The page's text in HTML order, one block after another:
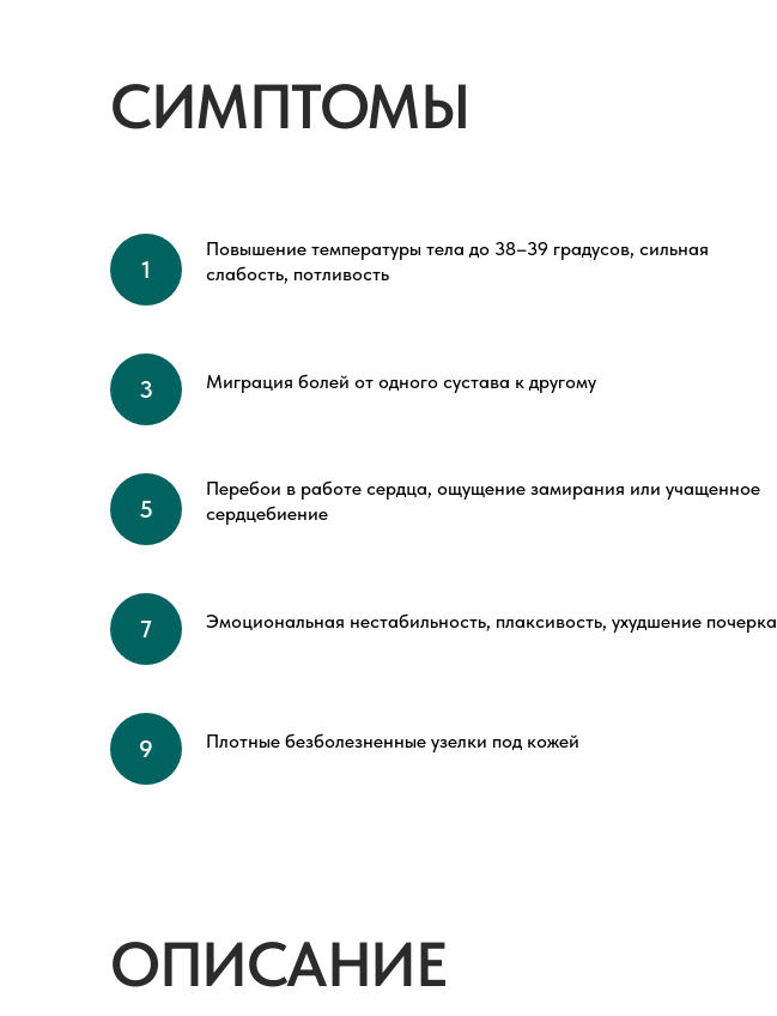
СИМПТОМЫ
Повышение температуры тела до 38–39 градусов, сильная
слабость, потливость
Миграция болей от одного сустава к другому
Перебои в работе сердца, ощущение замирания или учащенное
сердцебиение
Эмоциональная нестабильность, плаксивость, ухудшение почерка
Плотные безболезненные узелки под кожей
ОПИСАНИЕ